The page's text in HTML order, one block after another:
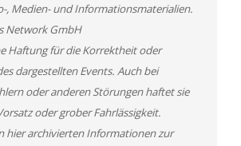
, Medien- und Informationsmaterialien.
Network GmbH
Haftung für die Korrektheit oder
dargestellten Events. Auch bei
oder anderen Störungen haftet sie
oder grober Fahrlässigkeit.
hier archivierten Informationen zur